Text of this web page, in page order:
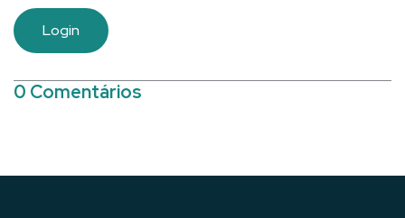
Login
0 Comentários